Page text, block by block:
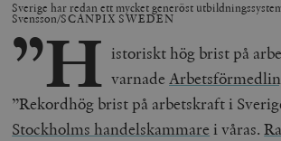
Sverige har redan ett mycket generöst
Svensson/SCANPIX SWEDEN
”H istoriskt hög brist på
varnade
”Rekordhög brist på arbetskraft i
Stockholms handelskammare i våras.